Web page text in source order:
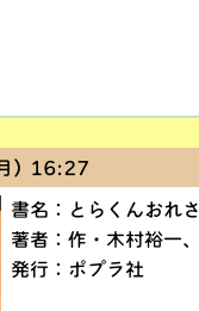
) 16:27
書名：とらくんおれ
著者：作・木村裕一
発行：ポプラ社